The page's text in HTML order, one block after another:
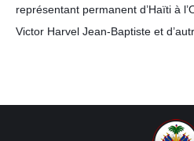
représentant permanent d’Haïti à
Victor Harvel Jean-Baptiste et